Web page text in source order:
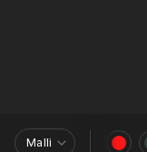
Malli